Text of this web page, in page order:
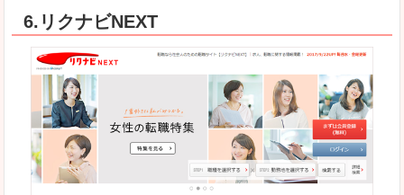
良いところ
正社員求人が約80％、正社員で長く働きたい方に
働く女のワーク＆ライフマガジン「woman type
悪いところ
求人の掲載数が少ないです。
求人の掲載情報の文字が小さめで、少し見づらい
6.リクナビNEXT